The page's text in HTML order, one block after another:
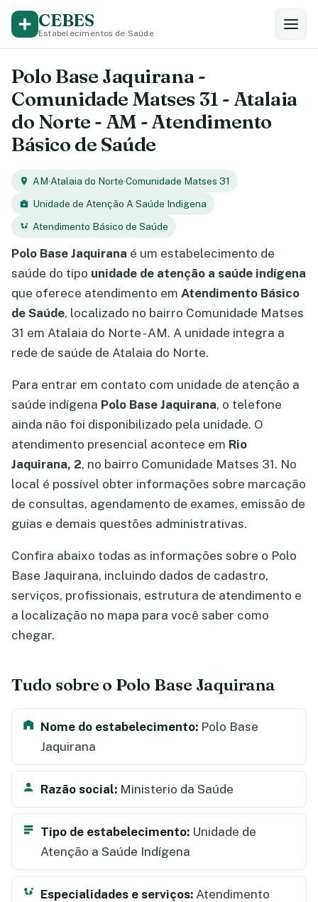
CEBES
Estabelecimentos de Saúde
Polo Base Jaquirana -
Comunidade Matses 31 - Atalaia
do Norte - AM - Atendimento
Básico de Saúde
AM·Atalaia do Norte·Comunidade Matses 31
Unidade de Atenção A Saúde Indigena
Atendimento Básico de Saúde
Polo Base Jaquirana é um estabelecimento de
saúde do tipo unidade de atenção a saúde indígena
que oferece atendimento em Atendimento Básico
de Saúde, localizado no bairro Comunidade Matses
31 em Atalaia do Norte - AM. A unidade integra a
rede de saúde de Atalaia do Norte.
Para entrar em contato com unidade de atenção a
saúde indígena Polo Base Jaquirana, o telefone
ainda não foi disponibilizado pela unidade. O
atendimento presencial acontece em Rio
Jaquirana, 2, no bairro Comunidade Matses 31. No
local é possível obter informações sobre marcação
de consultas, agendamento de exames, emissão de
guias e demais questões administrativas.
Confira abaixo todas as informações sobre o Polo
Base Jaquirana, incluindo dados de cadastro,
serviços, profissionais, estrutura de atendimento e
a localização no mapa para você saber como
chegar.
Tudo sobre o Polo Base Jaquirana
Nome do estabelecimento: Polo Base
Jaquirana
Razão social: Ministerio da Saúde
Tipo de estabelecimento: Unidade de
Atenção a Saúde Indígena
Especialidades e serviços: Atendimento